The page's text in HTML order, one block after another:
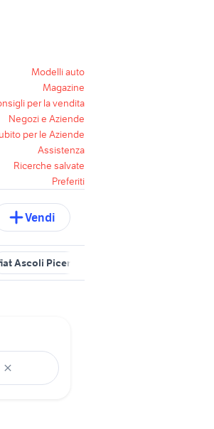
Modelli auto
Magazine
per la vendita
Negozi e Aziende
per le Aziende
Assistenza
Ricerche salvate
Preferiti
Vendi
Ascoli Piceno provincia